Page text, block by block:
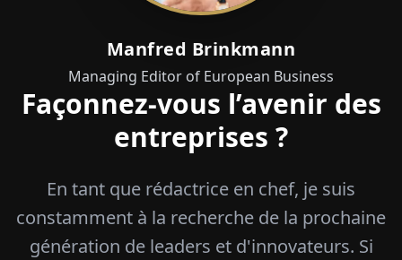
Manfred Brinkmann
Managing Editor of European Business
Façonnez-vous l’avenir des
entreprises ?
En tant que rédactrice en chef, je suis
constamment à la recherche de la prochaine
génération de leaders et d'innovateurs. Si